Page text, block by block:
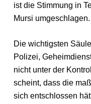
ist die Stimmung in
Mursi umgeschlagen.
Die wichtigsten
Polizei,
nicht unter der
scheint, dass die
sich entschlossen